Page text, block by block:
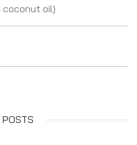
coconut oil)
POSTS